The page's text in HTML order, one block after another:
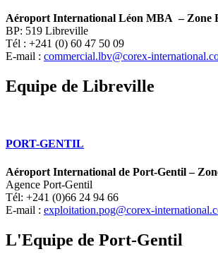
Aéroport International Léon MBA – Zone
BP: 519 Libreville
Tél : +241 (0) 60 47 50 09
E-mail : commercial.lbv@corex-
Equipe de Libreville
PORT-GENTIL
Aéroport International de Port-Gentil –
Agence Port-Gentil
Tél: +241 (0)66 24 94 66
E-mail : exploitation.pog@corex-
L'Equipe de Port-Gentil